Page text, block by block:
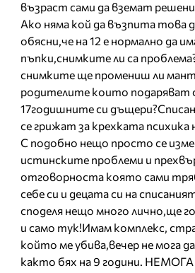
възраст сами да вземат
Ако няма кой да възпита това
обясни,че на 12 е нормално да
пъпки,снимките ли са
снимките ще промениш ли
родителите които подаряват
17годишните си
се грижат за крехката
С подобно нещо просто се
истинските проблеми и
отговорноста която сами
себе си и децата си на
споделя нещо много лично,ще
и само тук!Имам комплекс,
който ме убива,вечер не мога
както бях на 9 години.